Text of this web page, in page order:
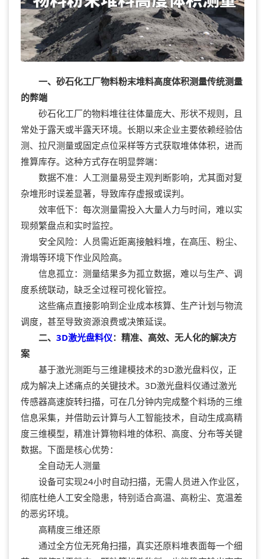
一、砂石化工厂物料粉末堆料高度体积测量传统测量
的弊端
砂石化工厂的物料堆往往体量庞大、形状不规则，且
常处于露天或半露天环境。长期以来企业主要依赖经验估
测、拉尺测量或固定点位采样等方式获取堆体体积，进而
推算库存。这种方式存在明显弊端：
数据不准：人工测量易受主观判断影响，尤其面对复
杂堆形时误差显著，导致库存虚报或误判。
效率低下：每次测量需投入大量人力与时间，难以实
现频繁盘点和实时监控。
安全风险：人员需近距离接触料堆，在高压、粉尘、
滑塌等环境下作业风险高。
信息孤立：测量结果多为孤立数据，难以与生产、调
度系统联动，缺乏全过程可视化管控。
这些痛点直接影响到企业成本核算、生产计划与物流
调度，甚至导致资源浪费或决策延误。
二、 3D激光盘料仪：精准、高效、无人化的解决方
案
基于激光测距与三维建模技术的3D激光盘料仪，正
成为解决上述痛点的关键技术。3D激光盘料仪通过激光
传感器高速旋转扫描，可在几分钟内完成整个料场的三维
信息采集，并借助云计算与人工智能技术，自动生成高精
度三维模型，精准计算物料堆的体积、高度、分布等关键
数据。下面是核心优势：
全自动无人测量
设备可实现24小时自动扫描，无需人员进入作业区，
彻底杜绝人工安全隐患，特别适合高温、高粉尘、宽温差
的恶劣环境。
高精度三维还原
通过全方位无死角扫描，真实还原料堆表面每一个细